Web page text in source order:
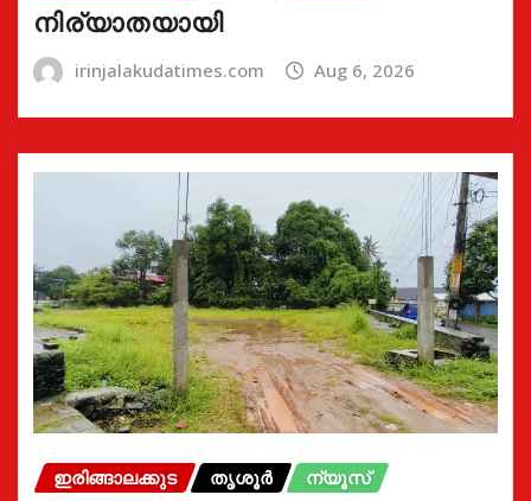
നിര്യാതയായി
irinjalakudatimes.com Aug 6, 2026
ഇരിങ്ങാലക്കുട തൃശൂർ ന്യൂസ്